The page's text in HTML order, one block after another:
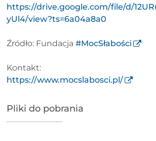
https://drive.google.com/file/d/
yUl4/view?ts=6a04a8a0
Źródło: Fundacja#MocSłabości
Kontakt:
https://www.mocslabosci.pl/
Pliki do pobrania